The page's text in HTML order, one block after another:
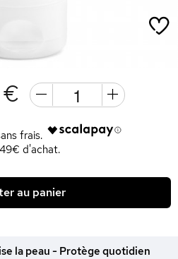
€
d'achat.
au panier
la peau - Protège quotidien